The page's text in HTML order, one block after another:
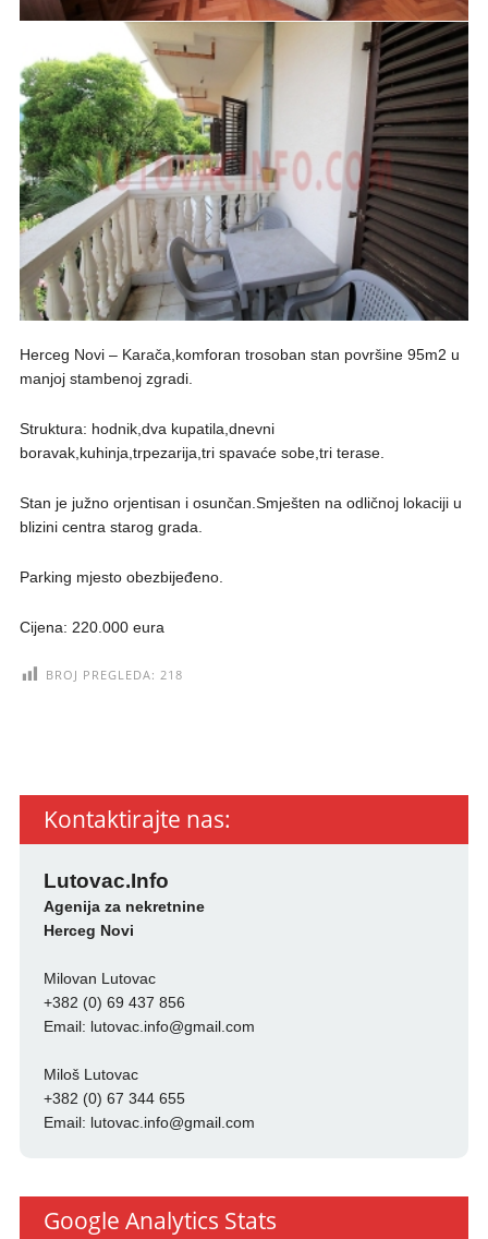
Herceg Novi – Karača,komforan trosoban stan površine 95m2 u
manjoj stambenoj zgradi.
Struktura: hodnik,dva kupatila,dnevni
boravak,kuhinja,trpezarija,tri spavaće sobe,tri terase.
Stan je južno orjentisan i osunčan.Smješten na odličnoj lokaciji u
blizini centra starog grada.
Parking mjesto obezbijeđeno.
Cijena: 220.000 eura
BROJ PREGLEDA: 218
Kontaktirajte nas:
Lutovac.Info
Agenija za nekretnine
Herceg Novi
Milovan Lutovac
+382 (0) 69 437 856
Email: lutovac.info@gmail.com
Miloš Lutovac
+382 (0) 67 344 655
Email: lutovac.info@gmail.com
Google Analytics Stats